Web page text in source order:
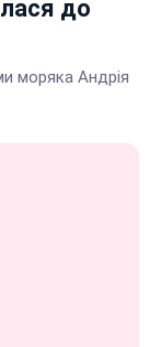
до
моряка Андрія